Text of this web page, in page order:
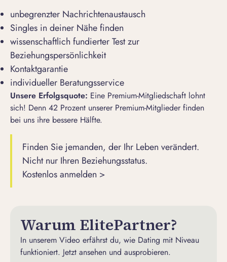
unbegrenzter Nachrichtenaustausch
Singles in deiner Nähe finden
wissenschaftlich fundierter Test zur
Beziehungspersönlichkeit
Kontaktgarantie
individueller Beratungsservice
Unsere Erfolgsquote: Eine Premium-Mitgliedschaft lohnt
sich! Denn 42 Prozent unserer Premium-Mitglieder finden
bei uns ihre bessere Hälfte.
Finden Sie jemanden, der Ihr Leben verändert.
Nicht nur Ihren Beziehungsstatus.
Kostenlos anmelden >
Warum ElitePartner?
In unserem Video erfährst du, wie Dating mit Niveau
funktioniert. Jetzt ansehen und ausprobieren.